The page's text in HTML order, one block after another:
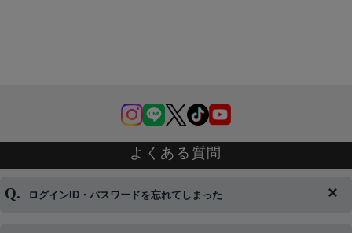
よくある質問
ログインID・パスワードを忘れてしまった